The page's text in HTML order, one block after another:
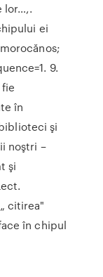
lor…,.
ei
9.
în
şi
noştri –
şi
citirea"
în chipul